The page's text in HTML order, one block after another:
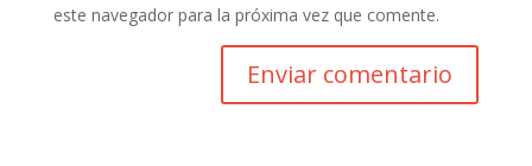
este navegador para la próxima vez que comente.